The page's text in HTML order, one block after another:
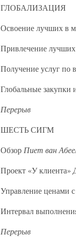
ГЛОБАЛИЗАЦИЯ
Освоение лучших в
Привлечение
Получение услуг по
Глобальные закупки
Перерыв
ШЕСТЬ СИГМ
Обзор Пиет ван
Проект «У клиента»
Управление ценами
Интервал
Перерыв